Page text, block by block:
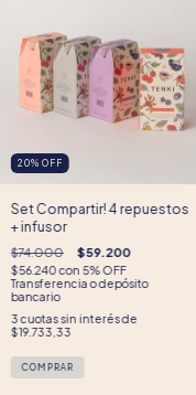
20% OFF
Set Compartir! 4 repuestos
+ infusor
$74.000 $59.200
$56.240con 5% OFF
Transferencia o depósito
bancario
3 cuotas sin interés de
$19.733,33